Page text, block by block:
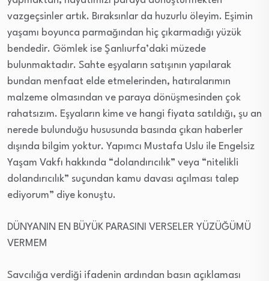
vazgeçsinler artık. Bıraksınlar da huzurlu öleyim. Eşimin
yaşamı boyunca parmağından hiç çıkarmadığı yüzük
bendedir. Gömlek ise Şanlıurfa’daki müzede
bulunmaktadır. Sahte eşyaların satışının yapılarak
bundan menfaat elde etmelerinden, hatıralarımın
malzeme olmasından ve paraya dönüşmesinden çok
rahatsızım. Eşyaların kime ve hangi fiyata satıldığı, şu an
nerede bulunduğu hususunda basında çıkan haberler
dışında bilgim yoktur. Yapımcı Mustafa Uslu ile Engelsiz
Yaşam Vakfı hakkında “dolandırıcılık” veya “nitelikli
dolandırıcılık” suçundan kamu davası açılması talep
ediyorum” diye konuştu.
DÜNYANIN EN BÜYÜK PARASINI VERSELER YÜZÜĞÜMÜ
VERMEM
Savcılığa verdiği ifadenin ardından basın açıklaması